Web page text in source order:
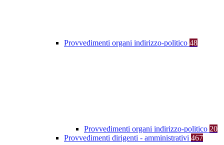
Provvedimenti organi indirizzo-politico 48
Provvedimenti organi indirizzo-politico 20
Provvedimenti dirigenti - amministrativi 467